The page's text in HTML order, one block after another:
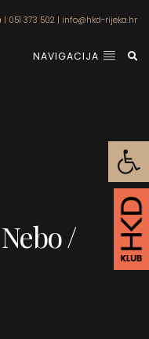
| 051 373 502 | info@hkd-rijeka.hr
NAVIGACIJA
/